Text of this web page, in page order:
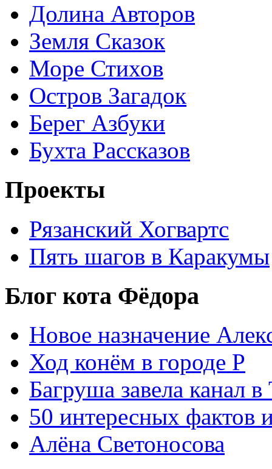
Долина Авторов
Земля Сказок
Море Стихов
Остров Загадок
Берег Азбуки
Бухта Рассказов
Проекты
Рязанский Хогвартс
Пять шагов в Каракумы
Блог кота Фёдора
Новое назначение
Ход конём в городе Р
Багруша завела канал в
50 интересных фактов
Алёна Светоносова